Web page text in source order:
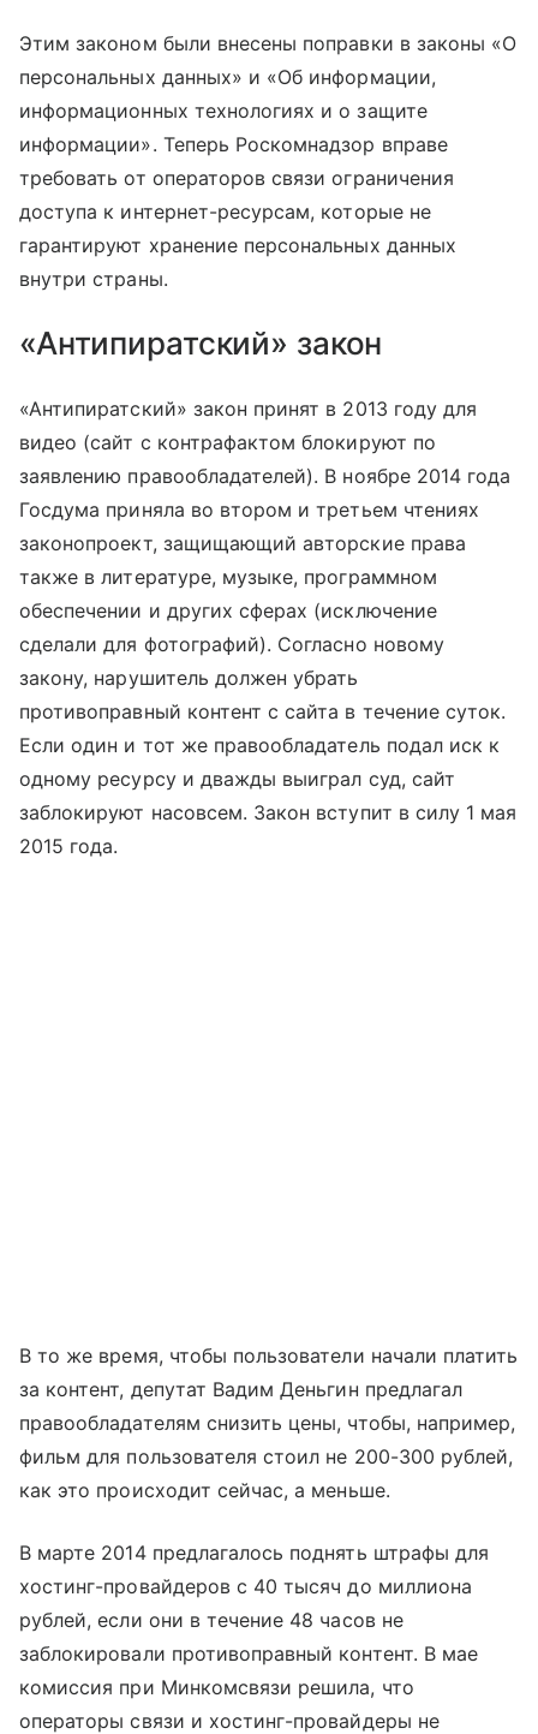
Этим законом были внесены поправки в законы «О
персональных данных» и «Об информации,
информационных технологиях и о защите
информации». Теперь Роскомнадзор вправе
требовать от операторов связи ограничения
доступа к интернет-ресурсам, которые не
гарантируют хранение персональных данных
внутри страны.
«Антипиратский» закон
«Антипиратский» закон принят в 2013 году для
видео (сайт с контрафактом блокируют по
заявлению правообладателей). В ноябре 2014 года
Госдума приняла во втором и третьем чтениях
законопроект, защищающий авторские права
также в литературе, музыке, программном
обеспечении и других сферах (исключение
сделали для фотографий). Согласно новому
закону, нарушитель должен убрать
противоправный контент с сайта в течение суток.
Если один и тот же правообладатель подал иск к
одному ресурсу и дважды выиграл суд, сайт
заблокируют насовсем. Закон вступит в силу 1 мая
2015 года.
В то же время, чтобы пользователи начали платить
за контент, депутат Вадим Деньгин предлагал
правообладателям снизить цены, чтобы, например,
фильм для пользователя стоил не 200-300 рублей,
как это происходит сейчас, а меньше.
В марте 2014 предлагалось поднять штрафы для
хостинг-провайдеров с 40 тысяч до миллиона
рублей, если они в течение 48 часов не
заблокировали противоправный контент. В мае
комиссия при Минкомсвязи решила, что
операторы связи и хостинг-провайдеры не